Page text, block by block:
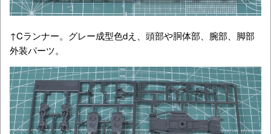
↑Cランナー。グレー成型色dえ、頭部や胴体部、腕部、脚部
外装パーツ。